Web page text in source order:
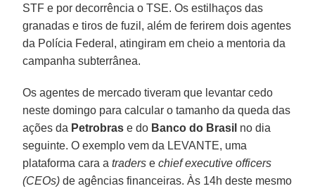
STF e por decorrência o TSE. Os estilhaços das
granadas e tiros de fuzil, além de ferirem dois agentes
da Polícia Federal, atingiram em cheio a mentoria da
campanha subterrânea.
Os agentes de mercado tiveram que levantar cedo
neste domingo para calcular o tamanho da queda das
ações da Petrobras e do Banco do Brasil no dia
seguinte. O exemplo vem da LEVANTE, uma
plataforma cara atraders echief executive officers
(CEOs) de agências financeiras. Às 14h deste mesmo